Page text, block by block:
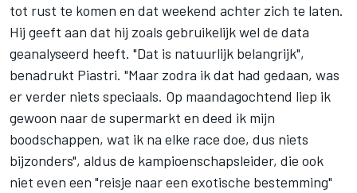
tot rust te komen en dat weekend achter zich te laten.
Hij geeft aan dat hij zoals gebruikelijk wel de data
geanalyseerd heeft. "Dat is natuurlijk belangrijk",
benadrukt Piastri. "Maar zodra ik dat had gedaan, was
er verder niets speciaals. Op maandagochtend liep ik
gewoon naar de supermarkt en deed ik mijn
boodschappen, wat ik na elke race doe, dus niets
bijzonders", aldus de kampioenschapsleider, die ook
niet even een "reisje naar een exotische bestemming"